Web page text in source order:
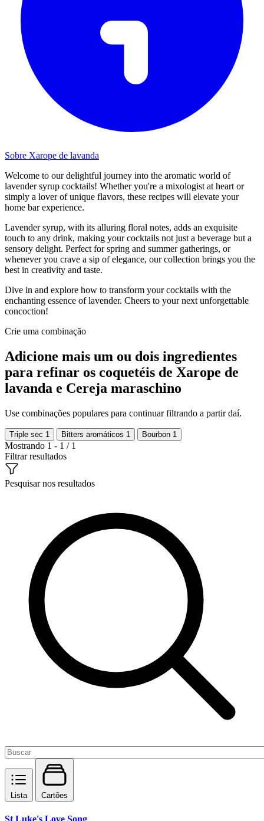
Sobre Xarope de lavanda
Welcome to our delightful journey into the aromatic world of
lavender syrup cocktails! Whether you're a mixologist at heart or
simply a lover of unique flavors, these recipes will elevate your
home bar experience.
Lavender syrup, with its alluring floral notes, adds an exquisite
touch to any drink, making your cocktails not just a beverage but a
sensory delight. Perfect for spring and summer gatherings, or
whenever you crave a sip of elegance, our collection brings you the
best in creativity and taste.
Dive in and explore how to transform your cocktails with the
enchanting essence of lavender. Cheers to your next unforgettable
concoction!
Crie uma combinação
Adicione mais um ou dois ingredientes
para refinar os coquetéis de Xarope de
lavanda e Cereja maraschino
Use combinações populares para continuar filtrando a partir daí.
Triple sec 1 Bitters aromáticos 1 Bourbon 1
Mostrando 1 - 1 / 1
Filtrar resultados
Pesquisar nos resultados
Lista Cartões
St Luke's Love Song